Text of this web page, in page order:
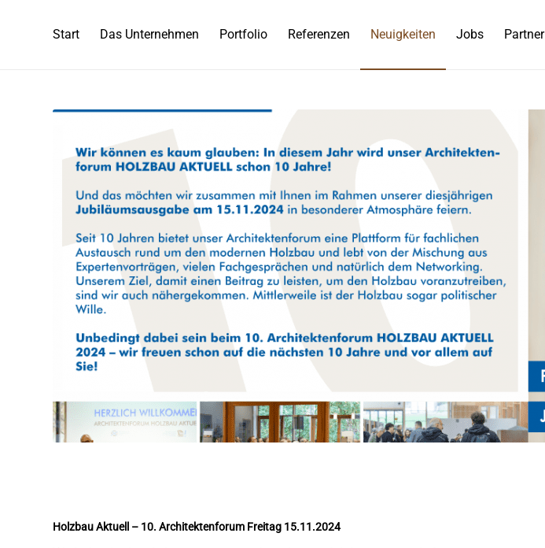
Start Das Unternehmen Portfolio Referenzen Neuigkeiten Jobs Partner
Holzbau Aktuell – 10. Architektenforum Freitag 15.11.2024